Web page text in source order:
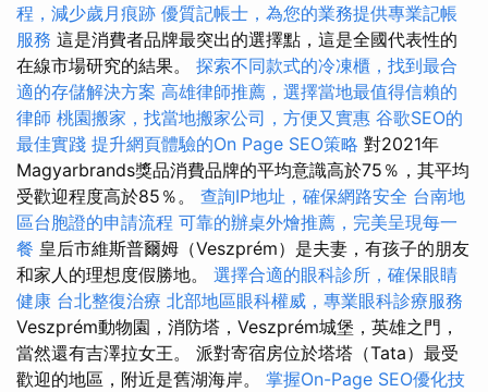
程，減少歲月痕跡 優質記帳士，為您的業務提供專業記帳
服務 這是消費者品牌最突出的選擇點，這是全國代表性的
在線市場研究的結果。 探索不同款式的冷凍櫃，找到最合
適的存儲解決方案 高雄律師推薦，選擇當地最值得信賴的
律師 桃園搬家，找當地搬家公司，方便又實惠 谷歌SEO的
最佳實踐 提升網頁體驗的On Page SEO策略 對2021年
Magyarbrands獎品消費品牌的平均意識高於75％，其平均
受歡迎程度高於85％。 查詢IP地址，確保網路安全 台南地
區台胞證的申請流程 可靠的辦桌外燴推薦，完美呈現每一
餐 皇后市維斯普爾姆（Veszprém）是夫妻，有孩子的朋友
和家人的理想度假勝地。 選擇合適的眼科診所，確保眼睛
健康 台北整復治療 北部地區眼科權威，專業眼科診療服務
Veszprém動物園，消防塔，Veszprém城堡，英雄之門，
當然還有吉澤拉女王。 派對寄宿房位於塔塔（Tata）最受
歡迎的地區，附近是舊湖海岸。 掌握On-Page SEO優化技